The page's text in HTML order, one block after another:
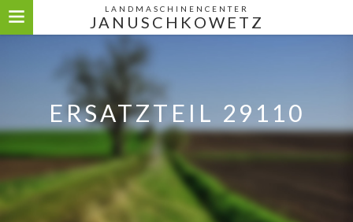
LANDMASCHINENCENTER
JANUSCHKOWETZ
ERSATZTEIL 29110